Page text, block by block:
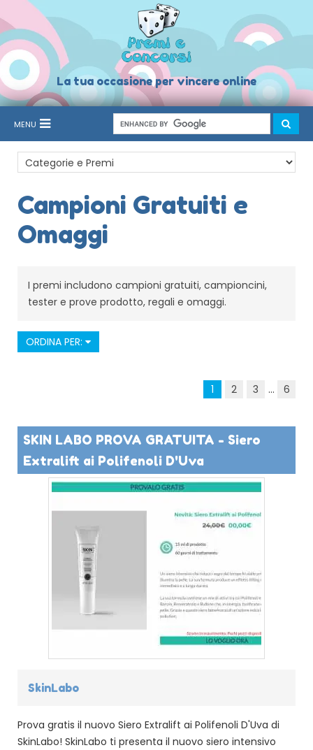
La tua occasione per vincere online
MENU
Campioni Gratuiti e
Omaggi
I premi includono campioni gratuiti, campioncini,
tester e prove prodotto, regali e omaggi.
ORDINA PER:
1 2 3 ... 6
SKIN LABO PROVA GRATUITA - Siero
Extralift ai Polifenoli D'Uva
SkinLabo
Prova gratis il nuovo Siero Extralift ai Polifenoli D'Uva di
SkinLabo! SkinLabo ti presenta il nuovo siero intensivo